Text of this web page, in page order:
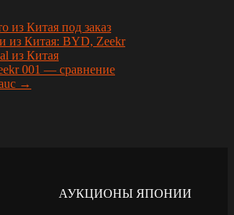
из Китая под заказ
из Китая: BYD, Zeekr
из Китая
001 — сравнение
→
АУКЦИОНЫ ЯПОНИИ